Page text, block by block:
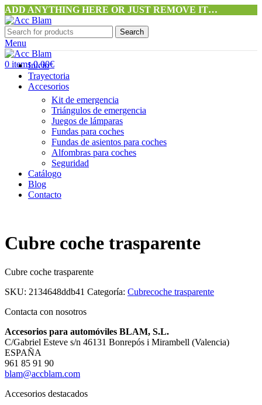
ADD ANYTHING HERE OR JUST REMOVE IT…
Search
Menu
0 items 0,00€
Inicio
Trayectoria
Accesorios
Kit de emergencia
Triángulos de emergencia
Juegos de lámparas
Fundas para coches
Fundas de asientos para coches
Alfombras para coches
Seguridad
Catálogo
Blog
Contacto
Cubre coche trasparente
Cubre coche trasparente
SKU: 2134648ddb41 Categoría: Cubrecoche trasparente
Contacta con nosotros
Accesorios para automóviles BLAM, S.L.
C/Gabriel Esteve s/n 46131 Bonrepós i Mirambell (Valencia)
ESPAÑA
961 85 91 90
blam@accblam.com
Accesorios destacados